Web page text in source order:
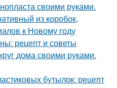
своими руками.
из коробок,
к Новому году
рецепт и советы
дома своими руками.
бутылок: рецепт